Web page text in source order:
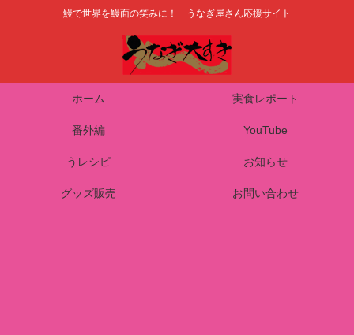
鰻で世界を鰻面の笑みに！ うなぎ屋さん応援サイト
ホーム 実食レポート
番外編 YouTube
うレシピ お知らせ
グッズ販売 お問い合わせ